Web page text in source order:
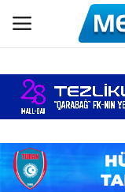
Əsas
Azərbaycan
Maraqlı